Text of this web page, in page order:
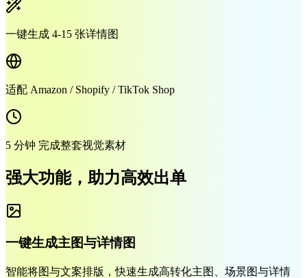
一键生成 4-15 张详情图
适配 Amazon / Shopify / TikTok Shop
5 分钟 完成整套视觉素材
强大功能，助力高效出单
一键生成主图与详情图
智能将图与文案排版，快速生成高转化主图、场景图与详情